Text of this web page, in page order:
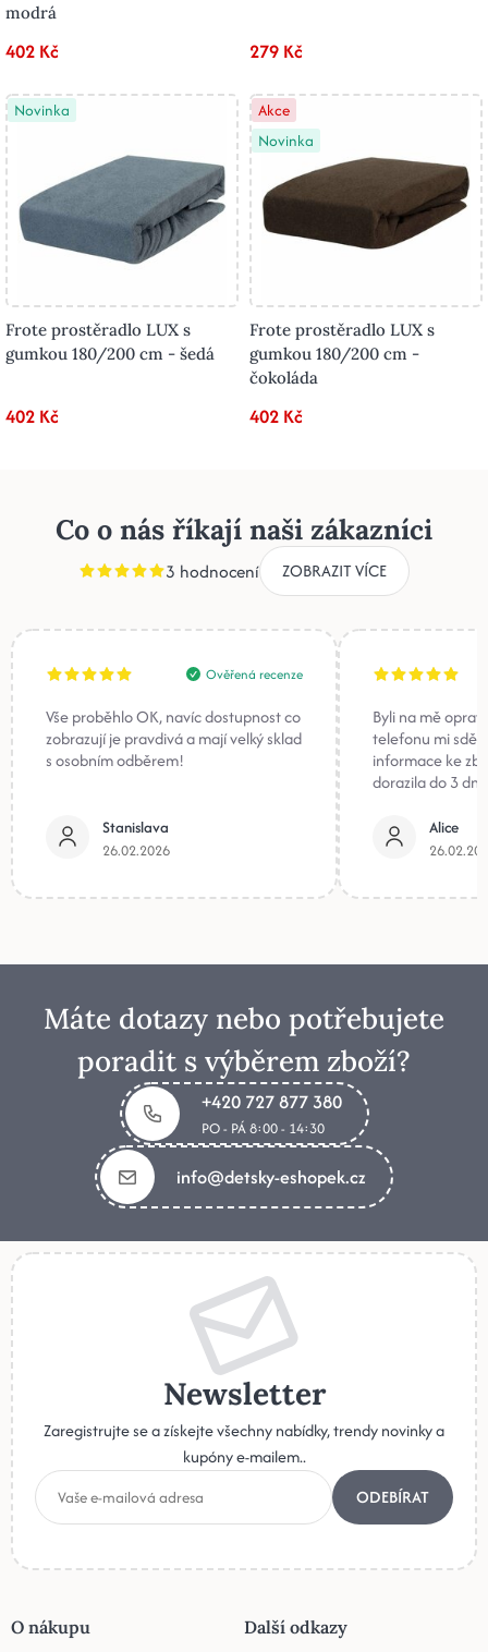
modrá
402 Kč 279 Kč
Novinka
Frote prostěradlo LUX s
gumkou 180/200 cm - šedá
402 Kč
Akce
Novinka
Frote prostěradlo LUX s
gumkou 180/200 cm -
čokoláda
402 Kč
Co o nás říkají naši zákazníci
3 hodnocení ZOBRAZIT VÍCE
Ověřená recenze
Vše proběhlo OK, navíc dostupnost co
zobrazují je pravdivá a mají velký sklad
s osobním odběrem!
Stanislava
26.02.2026
Byli na mě
telefonu mi
informace ke
dorazila do 3
Alice
Máte dotazy nebo potřebujete
poradit s výběrem zboží?
+420 727 877 380
PO - PÁ 8:00 - 14:30
info@detsky-eshopek.cz
Newsletter
Zaregistrujte se a získejte všechny nabídky, trendy novinky a
kupóny e-mailem..
ODEBÍRAT
O nákupu Další odkazy